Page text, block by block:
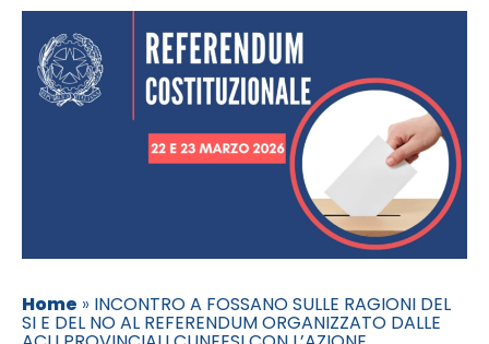
Home » INCONTRO A FOSSANO SULLE RAGIONI DEL
SI E DEL NO AL REFERENDUM ORGANIZZATO DALLE